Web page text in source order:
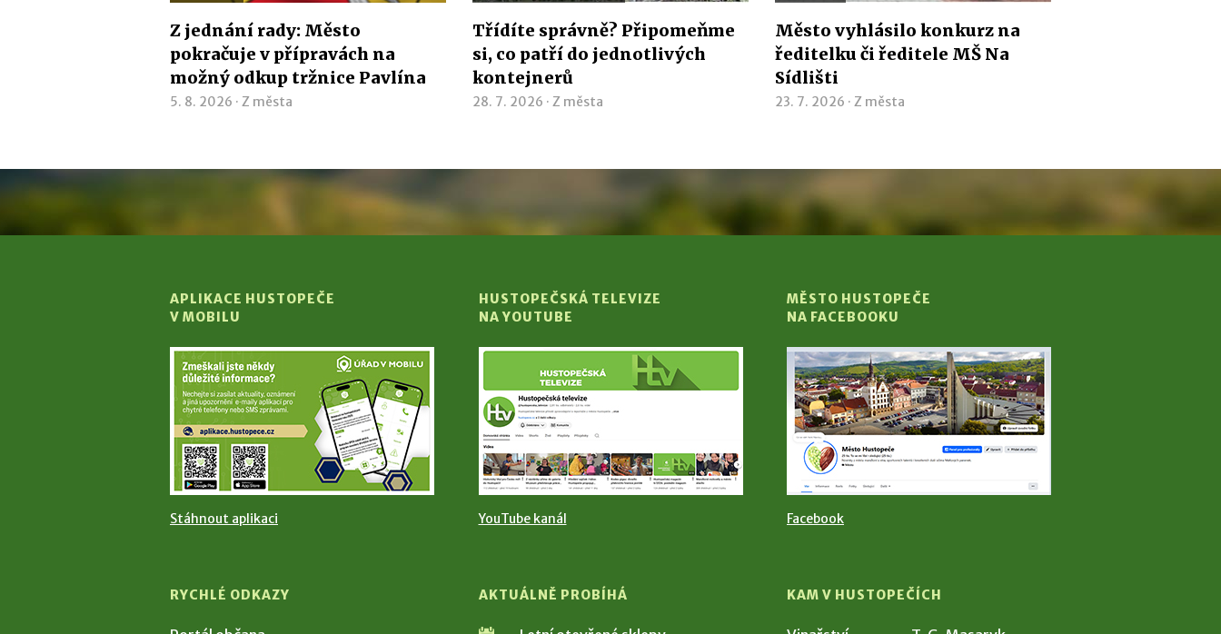
Z jednání rady: Město
pokračuje v přípravách na
možný odkup tržnice Pavlína
5. 8. 2026 · Z města
Třídíte správně? Připomeňme
si, co patří do jednotlivých
kontejnerů
28. 7. 2026 ·Z města
Město vyhlásilo konkurz na
ředitelku či ředitele MŠ Na
Sídlišti
23. 7. 2026 ·Z města
APLIKACE HUSTOPEČE
V MOBILU
Stáhnout aplikaci
HUSTOPEČSKÁ TELEVIZE
NA YOUTUBE
YouTube kanál
MĚSTO HUSTOPEČE
NA FACEBOOKU
Facebook
RYCHLÉ ODKAZY AKTUÁLNĚ PROBÍHÁ KAM V HUSTOPEČÍCH